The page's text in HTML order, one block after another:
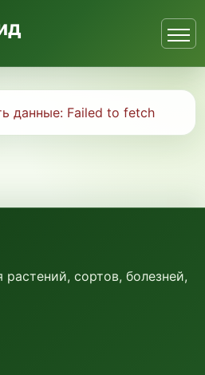
данные: Failed to fetch
сортов, болезней,